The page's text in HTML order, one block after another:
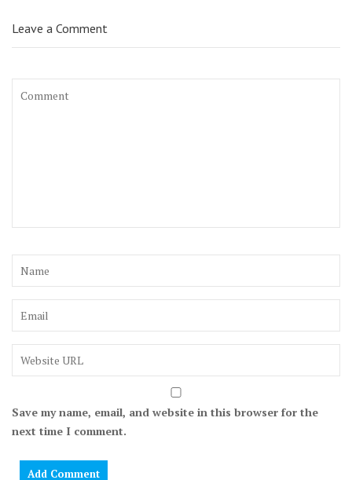
Leave a Comment
Save my name, email, and website in this browser for the
next time I comment.